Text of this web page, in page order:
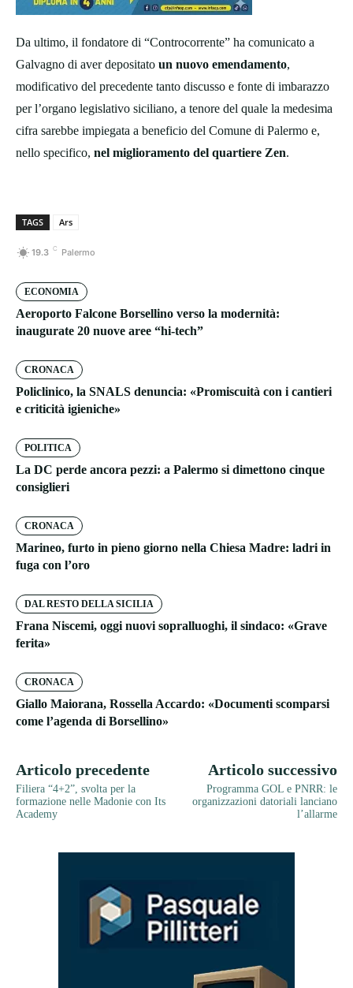
Da ultimo, il fondatore di “Controcorrente” ha comunicato a
Galvagno di aver depositato un nuovo emendamento,
modificativo del precedente tanto discusso e fonte di imbarazzo
per l’organo legislativo siciliano, a tenore del quale la medesima
cifra sarebbe impiegata a beneficio del Comune di Palermo e,
nello specifico, nel miglioramento del quartiere Zen.
TAGS Ars
19.3 C Palermo
ECONOMIA
Aeroporto Falcone Borsellino verso la modernità:
inaugurate 20 nuove aree “hi-tech”
CRONACA
Policlinico, la SNALS denuncia: «Promiscuità con i cantieri
e criticità igieniche»
POLITICA
La DC perde ancora pezzi: a Palermo si dimettono cinque
consiglieri
CRONACA
Marineo, furto in pieno giorno nella Chiesa Madre: ladri in
fuga con l’oro
DAL RESTO DELLA SICILIA
Frana Niscemi, oggi nuovi sopralluoghi, il sindaco: «Grave
ferita»
CRONACA
Giallo Maiorana, Rossella Accardo: «Documenti scomparsi
come l’agenda di Borsellino»
Articolo precedente
Filiera “4+2”, svolta per la
formazione nelle Madonie con Its
Academy
Articolo successivo
Programma GOL e PNRR: le
organizzazioni datoriali lanciano
l’allarme